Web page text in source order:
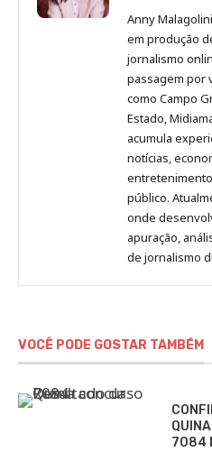
Malagolini
no
Pinterest
no
Anny
em produção
jornalismo
passagem por
como Campo
Estado,
acumula
notícias,
público.
onde
apuração,
de jornalismo
VOCÊ PODE GOSTAR TAMBÉM
7084